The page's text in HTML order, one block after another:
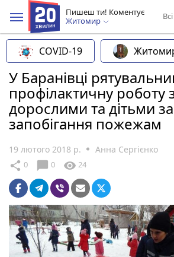
Пишеш ти! Коментує
Житомир
COVID-19
У Баранівці
профілактичну роботу
дорослими та дітьми
запобігання пожежам
19 лютого 2018 р. Анна Сергієнко
share 0 chat_bubble 0 visibility 24